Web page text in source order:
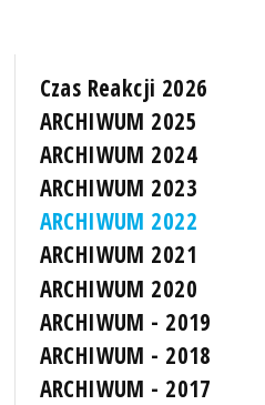
Czas Reakcji 2026
ARCHIWUM 2025
ARCHIWUM 2024
ARCHIWUM 2023
ARCHIWUM 2022
ARCHIWUM 2021
ARCHIWUM 2020
ARCHIWUM - 2019
ARCHIWUM - 2018
ARCHIWUM - 2017